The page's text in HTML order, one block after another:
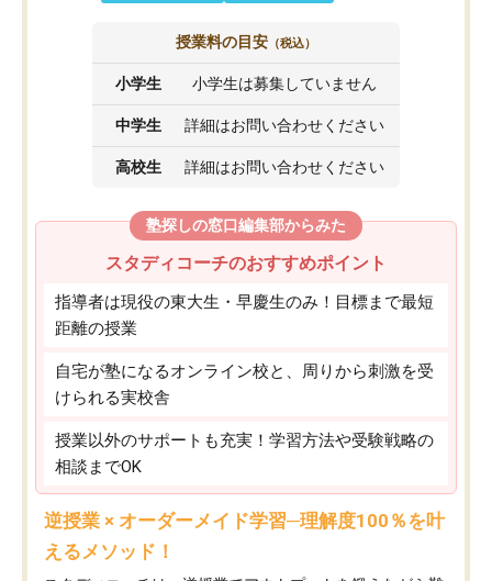
授業料の目安 （税込）
小学生 小学生は募集していません
中学生 詳細はお問い合わせください
高校生 詳細はお問い合わせください
塾探しの窓口編集部からみた
スタディコーチのおすすめポイント
指導者は現役の東大生・早慶生のみ！目標まで最短
距離の授業
自宅が塾になるオンライン校と、周りから刺激を受
けられる実校舎
授業以外のサポートも充実！学習方法や受験戦略の
相談までOK
逆授業 × オーダーメイド学習─理解度100％を叶
えるメソッド！